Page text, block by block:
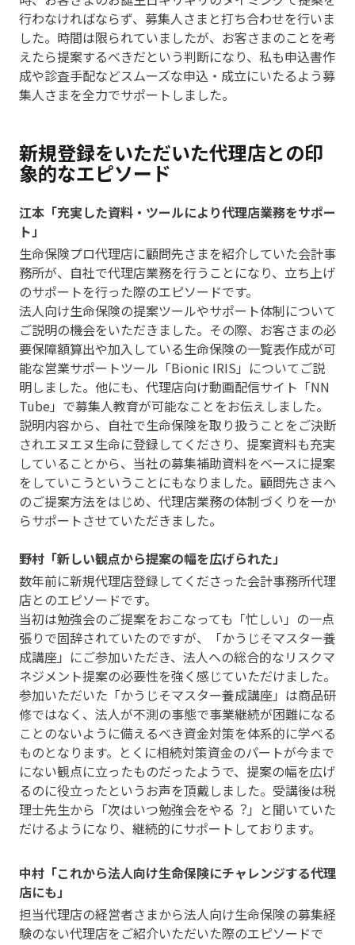
行わなければならず、募集人さまと打ち合わせを行いま
した。時間は限られていましたが、お客さまのことを考
えたら提案するべきだという判断になり、私も申込書作
成や診査手配などスムーズな申込・成立にいたるよう募
集人さまを全力でサポートしました。
新規登録をいただいた代理店との印
象的なエピソード
江本「充実した資料・ツールにより代理店業務をサポー
ト」
生命保険プロ代理店に顧問先さまを紹介していた会計事
務所が、自社で代理店業務を行うことになり、立ち上げ
のサポートを行った際のエピソードです。
法人向け生命保険の提案ツールやサポート体制について
ご説明の機会をいただきました。その際、お客さまの必
要保障額算出や加入している生命保険の一覧表作成が可
能な営業サポートツール「Bionic IRIS」についてご説
明しました。他にも、代理店向け動画配信サイト「NN
Tube」で募集人教育が可能なことをお伝えしました。
説明内容から、自社で生命保険を取り扱うことをご決断
されエヌエヌ生命に登録してくださり、提案資料も充実
していることから、当社の募集補助資料をベースに提案
をしていこうということにもなりました。顧問先さまへ
のご提案方法をはじめ、代理店業務の体制づくりを一か
らサポートさせていただきました。
野村「新しい観点から提案の幅を広げられた」
数年前に新規代理店登録してくださった会計事務所代理
店とのエピソードです。
当初は勉強会のご提案をおこなっても「忙しい」の一点
張りで固辞されていたのですが、「かうじそマスター養
成講座」にご参加いただき、法人への総合的なリスクマ
ネジメント提案の必要性を強く感じていただけました。
参加いただいた「かうじそマスター養成講座」は商品研
修ではなく、法人が不測の事態で事業継続が困難になる
ことのないように備えるべき資金対策を体系的に学べる
ものとなります。とくに相続対策資金のパートが今まで
にない観点に立ったものだったようで、提案の幅を広げ
るのに役立ったというお声を頂戴しました。受講後は税
理士先生から「次はいつ勉強会をやる︖」と聞いていた
だけるようになり、継続的にサポートしております。
中村「これから法人向け生命保険にチャレンジする代理
店にも」
担当代理店の経営者さまから法人向け生命保険の募集経
験のない代理店をご紹介いただいた際のエピソードで